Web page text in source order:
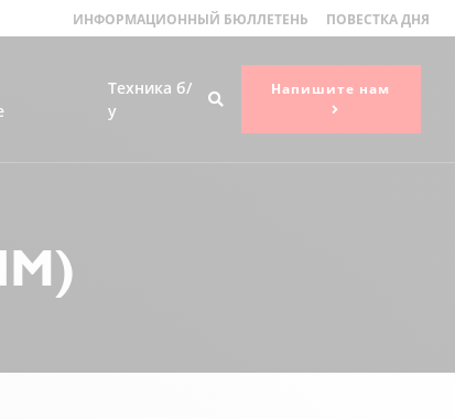
ИНФОРМАЦИОННЫЙ БЮЛЛЕТЕНЬ ПОВЕСТКА ДНЯ
Техника б/
у
Напишите нам